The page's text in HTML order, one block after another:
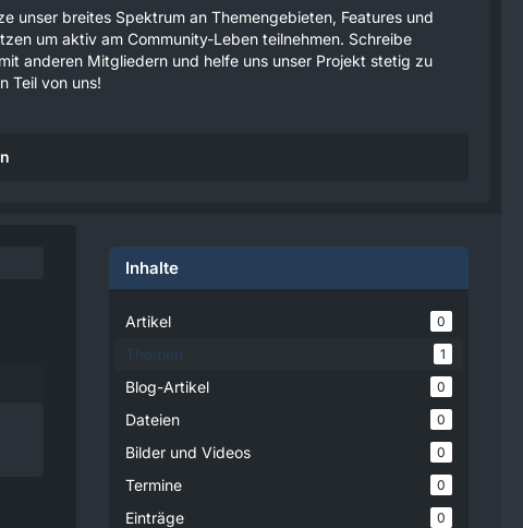
unser breites Spektrum an Themengebieten, Features und
um aktiv am Community-Leben teilnehmen. Schreibe
anderen Mitgliedern und helfe uns unser Projekt stetig zu
Teil von uns!
Inhalte
Artikel 0
Themen 1
Blog-Artikel 0
Dateien 0
Bilder und Videos 0
Termine 0
Einträge 0